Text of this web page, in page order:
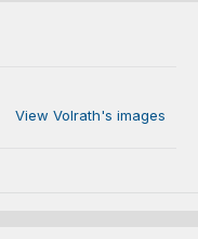
View Volrath's images